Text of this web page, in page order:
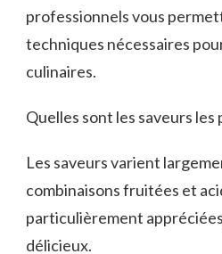
professionnels vous
techniques nécessaires
culinaires.
Quelles sont les saveurs les
Les saveurs varient
combinaisons fruitées et
particulièrement
délicieux.